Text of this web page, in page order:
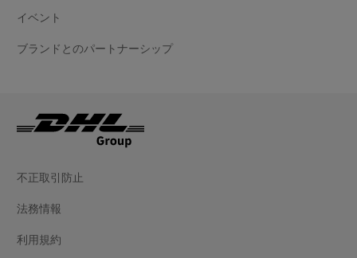
イベント
ブランドとのパートナーシップ
不正取引防止
法務情報
利用規約